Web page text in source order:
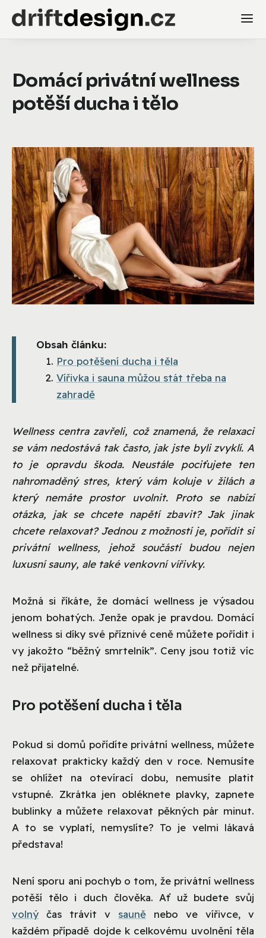
Domácí privátní wellness
potěší ducha i tělo
Obsah článku:
Pro potěšení ducha i těla
Vířivka i sauna můžou stát třeba na
zahradě
Wellness centra zavřeli, což znamená, že relaxaci
se vám nedostává tak často, jak jste byli zvyklí. A
to je opravdu škoda. Neustále pociťujete ten
nahromaděný stres, který vám koluje v žilách a
který nemáte prostor uvolnit. Proto se nabízí
otázka, jak se chcete napětí zbavit? Jak jinak
chcete relaxovat? Jednou z možností je, pořídit si
privátní wellness, jehož součástí budou nejen
luxusní sauny, ale také venkovní vířivky.
Možná si říkáte, že domácí wellness je výsadou
jenom bohatých. Jenže opak je pravdou. Domácí
wellness si díky své příznivé ceně můžete pořídit i
vy jakožto “běžný smrtelník”. Ceny jsou totiž víc
než přijatelné.
Pro potěšení ducha i těla
Pokud si domů pořídíte privátní wellness, můžete
relaxovat prakticky každý den v roce. Nemusíte
se ohlížet na otevírací dobu, nemusíte platit
vstupné. Zkrátka jen obléknete plavky, zapnete
bublinky a můžete relaxovat pěkných pár minut.
A to se vyplatí, nemyslíte? To je velmi lákavá
představa!
Není sporu ani pochyb o tom, že privátní wellness
potěší tělo i duch člověka. Ať už budete svůj
volný čas trávit v sauně nebo ve vířivce, v
každém případě dojde k celkovému uvolnění těla